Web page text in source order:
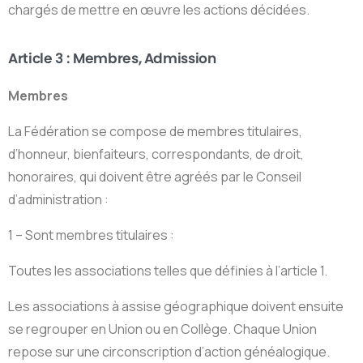
chargés de mettre en œuvre les actions décidées.
Article 3 : Membres, Admission
Membres
La Fédération se compose de membres titulaires,
d’honneur, bienfaiteurs, correspondants, de droit,
honoraires, qui doivent être agréés par le Conseil
d’administration :
1 – Sont membres titulaires :
Toutes les associations telles que définies à l’article 1.
Les associations à assise géographique doivent ensuite
se regrouper en Union ou en Collège. Chaque Union
repose sur une circonscription d’action généalogique.